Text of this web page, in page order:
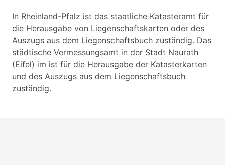
In Rheinland-Pfalz ist das staatliche Katasteramt für
die Herausgabe von Liegenschaftskarten oder des
Auszugs aus dem Liegenschaftsbuch zuständig. Das
städtische Vermessungsamt in der Stadt Naurath
(Eifel) im ist für die Herausgabe der Katasterkarten
und des Auszugs aus dem Liegenschaftsbuch
zuständig.